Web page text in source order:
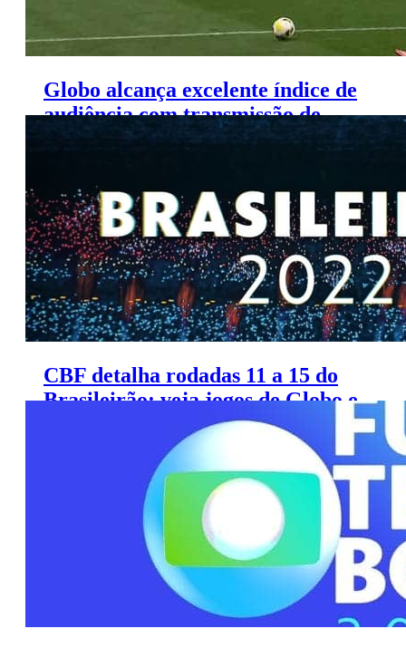
Globo alcança excelente índice de
audiência com transmissão de
Corinthians x São Paulo
CBF detalha rodadas 11 a 15 do
Brasileirão; veja jogos de Globo e